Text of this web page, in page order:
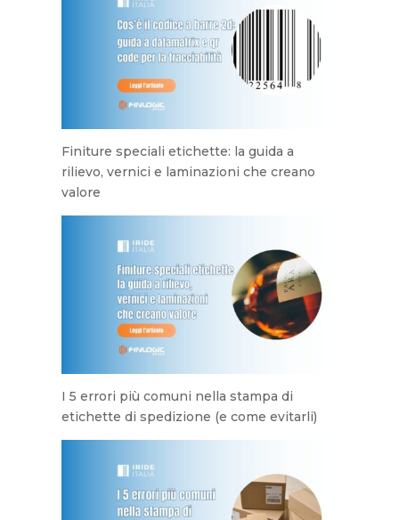
Finiture speciali etichette: la guida a
rilievo, vernici e laminazioni che creano
valore
I 5 errori più comuni nella stampa di
etichette di spedizione (e come evitarli)